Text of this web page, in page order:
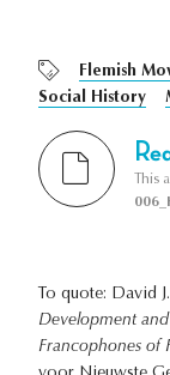
Flemish
Social History
This
To quote: David
Development
Francophones of